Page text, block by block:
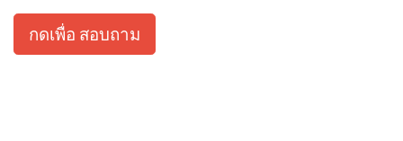
กดเพื่อ สอบถาม